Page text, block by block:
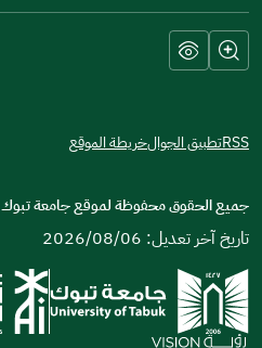
RSSتطبيق الجوالخريطة الموقع
جميع الحقوق محفوظة لموقع جامعة تبوك
تاريخ آخر تعديل: 2026/08/06